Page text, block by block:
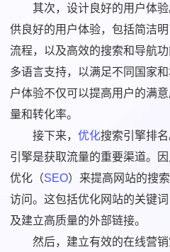
其次，设计良好的用户体
供良好的用户体验，包括简洁
流程，以及高效的搜索和导航
多语言支持，以满足不同国家
户体验不仅可以提高用户的满
量和转化率。
接下来，优化搜索引擎排
引擎是获取流量的重要渠道。
优化（SEO）来提高网站的搜
访问。这包括优化网站的关键
及建立高质量的外部链接。
然后，建立有效的在线营